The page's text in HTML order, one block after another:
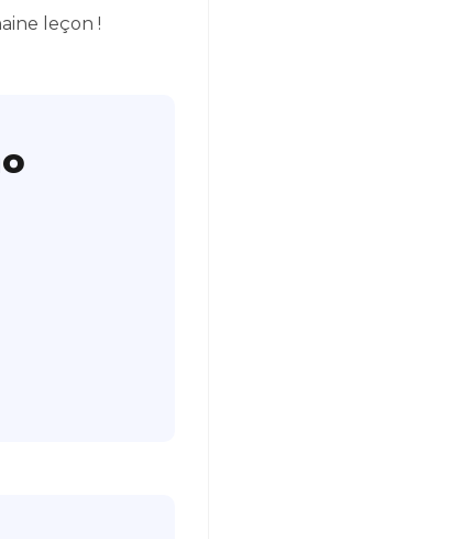
leçon !